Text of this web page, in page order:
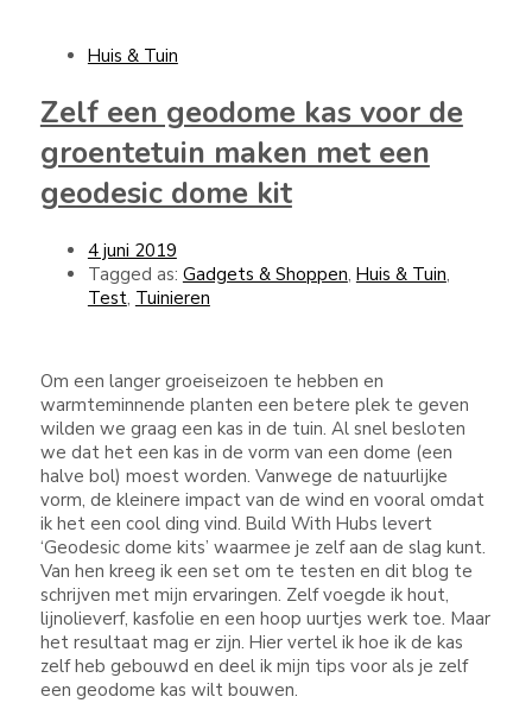
Huis & Tuin
Zelf een geodome kas voor de
groentetuin maken met een
geodesic dome kit
4 juni 2019
Tagged as: Gadgets & Shoppen, Huis & Tuin,
Test, Tuinieren
Om een langer groeiseizoen te hebben en
warmteminnende planten een betere plek te geven
wilden we graag een kas in de tuin. Al snel besloten
we dat het een kas in de vorm van een dome (een
halve bol) moest worden. Vanwege de natuurlijke
vorm, de kleinere impact van de wind en vooral omdat
ik het een cool ding vind. Build With Hubs levert
‘Geodesic dome kits’ waarmee je zelf aan de slag kunt.
Van hen kreeg ik een set om te testen en dit blog te
schrijven met mijn ervaringen. Zelf voegde ik hout,
lijnolieverf, kasfolie en een hoop uurtjes werk toe. Maar
het resultaat mag er zijn. Hier vertel ik hoe ik de kas
zelf heb gebouwd en deel ik mijn tips voor als je zelf
een geodome kas wilt bouwen.